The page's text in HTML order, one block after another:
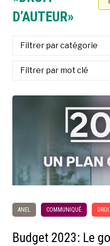
D’AUTEUR»
ANEL COMMUNIQUÉ
Budget 2023: Le